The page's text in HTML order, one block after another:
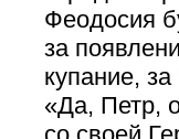
Феодосия
за
купание,
«Да, Петр,